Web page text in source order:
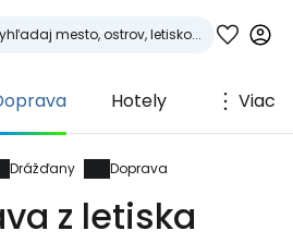
Hotely Viac
Drážďany Doprava
z letiska
sa do
cestovateľov